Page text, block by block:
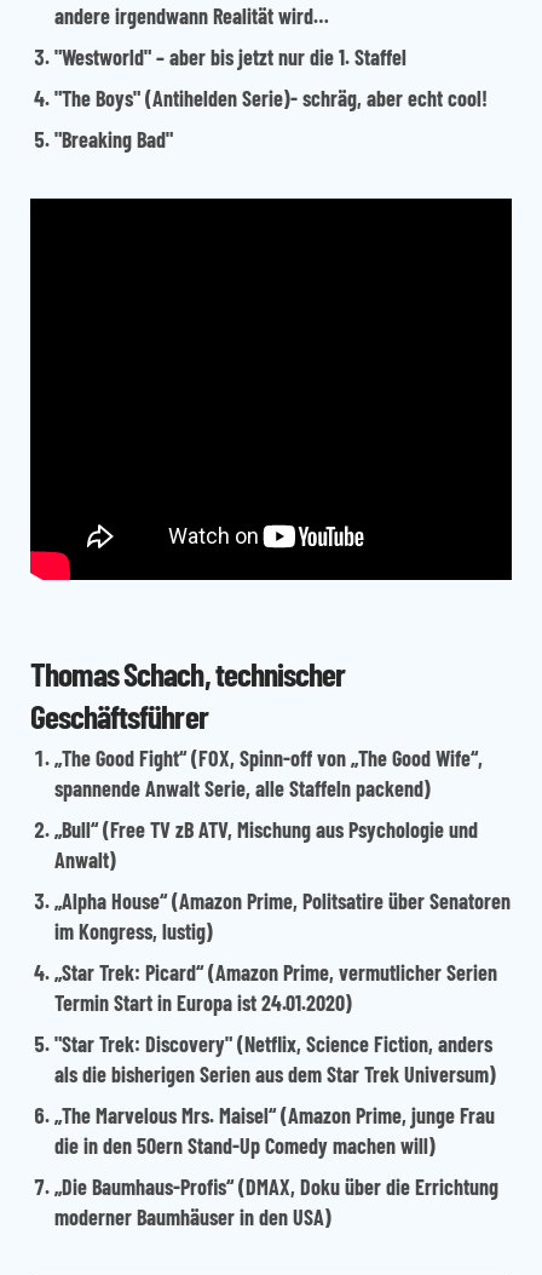
andere irgendwann Realität wird…
"Westworld"– aber bis jetzt nur die 1. Staffel
"The Boys"(Antihelden Serie)- schräg, aber echt cool!
"Breaking Bad"
Thomas Schach, technischer
Geschäftsführer
„The Good Fight“(FOX, Spinn-off von „The Good Wife“,
spannende Anwalt Serie, alle Staffeln packend)
„Bull“(Free TV zB ATV, Mischung aus Psychologie und
Anwalt)
„Alpha House“(Amazon Prime, Politsatire über Senatoren
im Kongress, lustig)
„Star Trek: Picard“(Amazon Prime, vermutlicher Serien
Termin Start in Europa ist 24.01.2020)
"Star Trek: Discovery"(Netflix, Science Fiction, anders
als die bisherigen Serien aus dem Star Trek Universum)
„The Marvelous Mrs. Maisel“(Amazon Prime, junge Frau
die in den 50ern Stand-Up Comedy machen will)
„Die Baumhaus-Profis“(DMAX, Doku über die Errichtung
moderner Baumhäuser in den USA)